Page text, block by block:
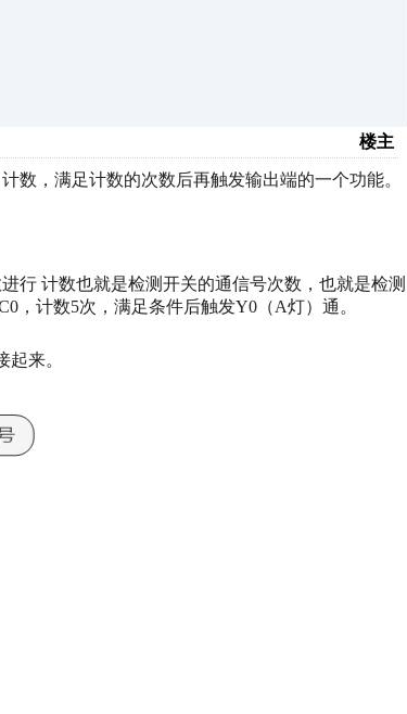
楼主
计数，满足计数的次数后再触发输出端的一个功能。
行 计数也就是检测开关的通信号次数，也就是检测
，计数5次，满足条件后触发Y0（A灯）通。
来。